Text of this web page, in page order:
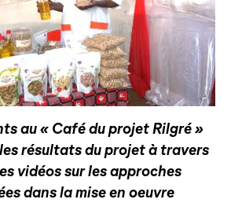
au « Café du projet Rilgré »
résultats du projet à travers
vidéos sur les approches
dans la mise en oeuvre